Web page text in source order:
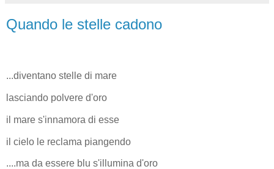
Quando le stelle cadono
...diventano stelle di mare
lasciando polvere d'oro
il mare s'innamora di esse
il cielo le reclama piangendo
....ma da essere blu s'illumina d'oro